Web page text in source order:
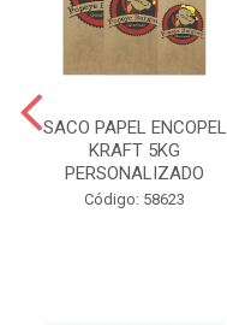
SACO PAPEL ENCOPEL
KRAFT 5KG
PERSONALIZADO
Código: 58623